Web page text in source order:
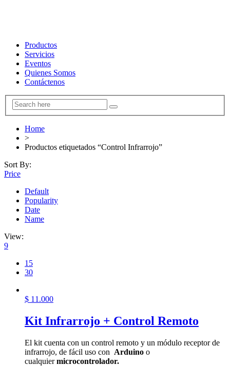
Productos
Servicios
Eventos
Quienes Somos
Contáctenos
Home
>
Productos etiquetados “Control Infrarrojo”
Sort By:
Price
Default
Popularity
Date
Name
View:
9
15
30
$ 11.000
Kit Infrarrojo + Control Remoto
El kit cuenta con un control remoto y un módulo receptor de
infrarrojo, de fácil uso con Arduino o
cualquiermicrocontrolador.